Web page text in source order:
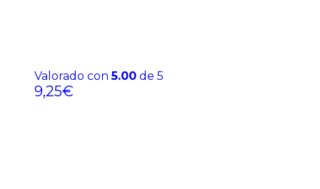
Valorado con5.00 de 5
9,25€